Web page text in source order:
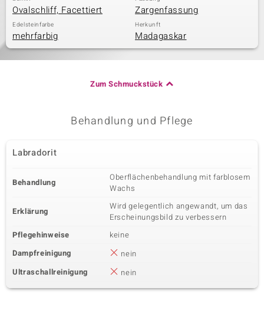
Ovalschliff, Facettiert Zargenfassung
Edelsteinfarbe
mehrfarbig
Herkunft
Madagaskar
Zum Schmuckstück
Behandlung und Pflege
Labradorit
Behandlung
Oberflächenbehandlung mit farblosem
Wachs
Erklärung
Wird gelegentlich angewandt, um das
Erscheinungsbild zu verbessern
Pflegehinweise
keine
Dampfreinigung
nein
Ultraschallreinigung
nein